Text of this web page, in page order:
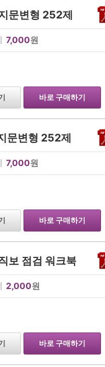
문변형 252제
7,000원
바로 구매하기
문변형 252제
7,000원
바로 구매하기
보 점검 워크북
2,000원
바로 구매하기